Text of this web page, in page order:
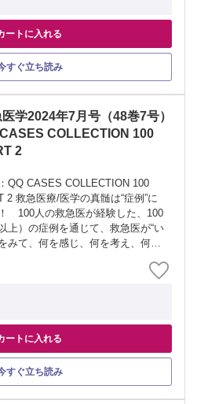
ートに入れる
すぐ立ち読み
学2024年7月号（48巻7号）
COLLECTION 100
2
QQ CASES COLLECTION 100
2 救急医療/医学の真髄は“症例”に
100人の救急医が経験した、100
上）の症例を通じて、救急医が“い
みて、何を感じ、何を考え、何を
症例集。今号はPART ２として50症
ートに入れる
すぐ立ち読み